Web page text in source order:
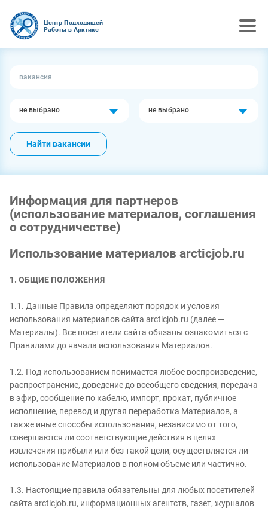
Центр Подходящей
Работы в Арктике
не выбрано не выбрано
Найти вакансии
Информация для партнеров
(использование материалов, соглашения
о сотрудничестве)
Использование материалов arcticjob.ru
1. ОБЩИЕ ПОЛОЖЕНИЯ
1.1. Данные Правила определяют порядок и условия
использования материалов сайта arcticjob.ru (далее —
Материалы). Все посетители сайта обязаны ознакомиться с
Правилами до начала использования Материалов.
1.2. Под использованием понимается любое воспроизведение,
распространение, доведение до всеобщего сведения, передача
в эфир, сообщение по кабелю, импорт, прокат, публичное
исполнение, перевод и другая переработка Материалов, а
также иные способы использования, независимо от того,
совершаются ли соответствующие действия в целях
извлечения прибыли или без такой цели, осуществляется ли
использование Материалов в полном объеме или частично.
1.3. Настоящие правила обязательны для любых посетителей
сайта arcticjob.ru, информационных агентств, газет, журналов